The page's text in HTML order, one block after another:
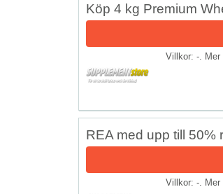
Köp 4 kg Premium
Villkor: -. Mer
REA med upp till 50%
Villkor: -. Mer